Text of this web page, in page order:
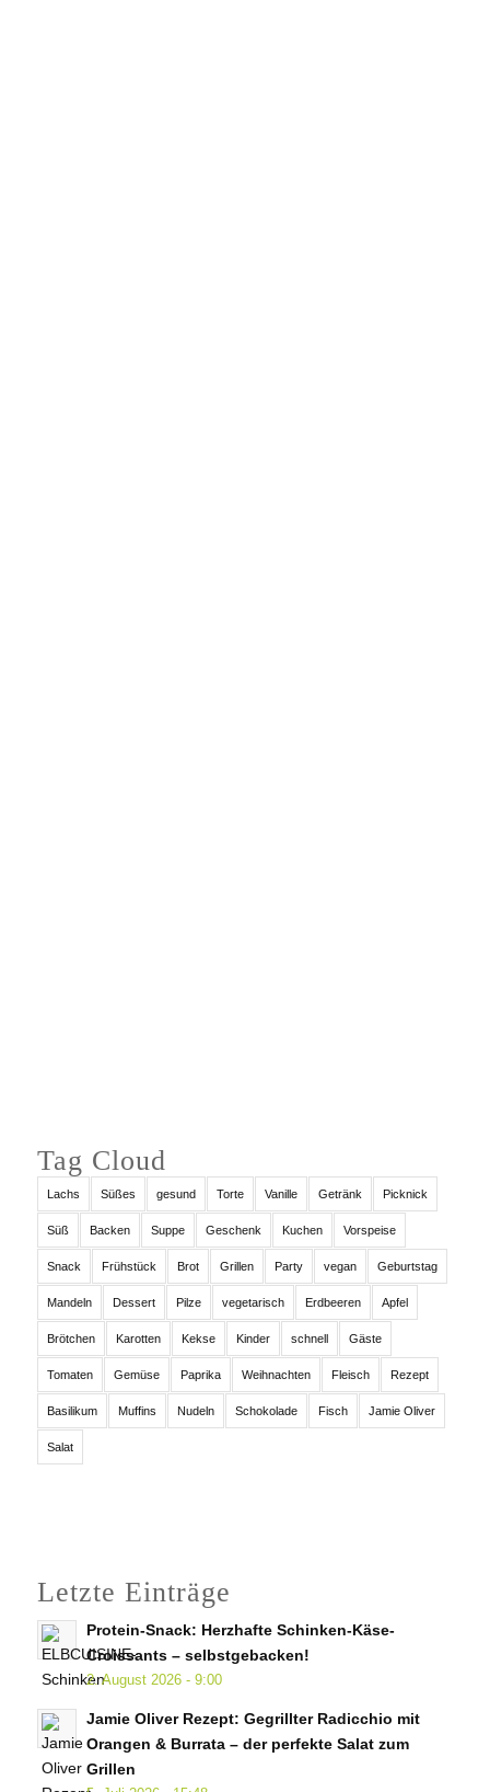
Tag Cloud
Lachs Süßes gesund Torte Vanille Getränk Picknick
Süß Backen Suppe Geschenk Kuchen Vorspeise
Snack Frühstück Brot Grillen Party vegan Geburtstag
Mandeln Dessert Pilze vegetarisch Erdbeeren Apfel
Brötchen Karotten Kekse Kinder schnell Gäste
Tomaten Gemüse Paprika Weihnachten Fleisch Rezept
Basilikum Muffins Nudeln Schokolade Fisch Jamie Oliver
Salat
Letzte Einträge
Protein-Snack: Herzhafte Schinken-Käse-
Croissants – selbstgebacken!
2. August 2026 - 9:00
Jamie Oliver Rezept: Gegrillter Radicchio mit
Orangen & Burrata – der perfekte Salat zum
Grillen